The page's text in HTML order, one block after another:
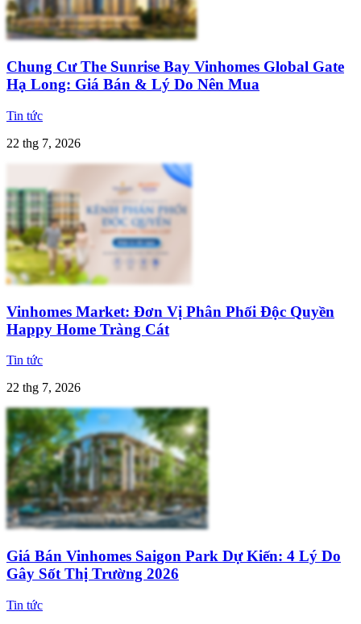
Chung Cư The Sunrise Bay Vinhomes Global Gate
Hạ Long: Giá Bán & Lý Do Nên Mua
Tin tức
22 thg 7, 2026
Vinhomes Market: Đơn Vị Phân Phối Độc Quyền
Happy Home Tràng Cát
Tin tức
22 thg 7, 2026
Giá Bán Vinhomes Saigon Park Dự Kiến: 4 Lý Do
Gây Sốt Thị Trường 2026
Tin tức